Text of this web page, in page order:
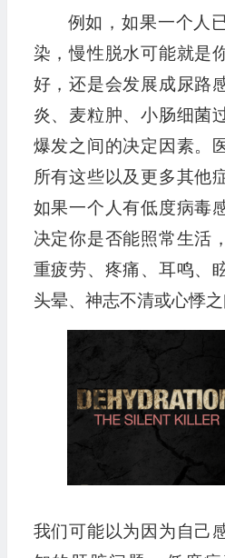
例如，如果一个人
染，慢性脱水可能就是
好，还是会发展成尿路
炎、麦粒肿、小肠细菌
爆发之间的决定因素。
所有这些以及更多其他
如果一个人有低度病毒
决定你是否能照常生活
重疲劳、疼痛、耳鸣、
头晕、神志不清或心悸之
我们可能以为因为自己